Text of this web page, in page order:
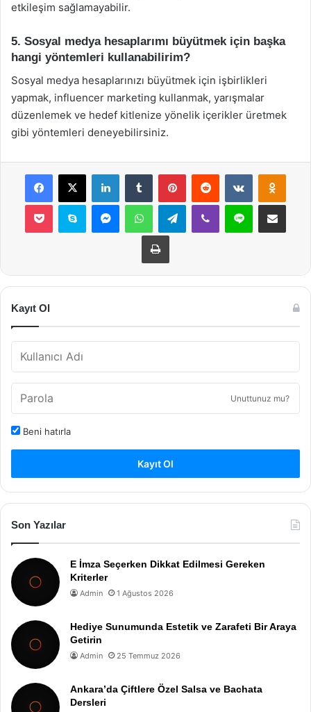
etkileşim sağlamayabilir.
5. Sosyal medya hesaplarımı büyütmek için başka
hangi yöntemleri kullanabilirim?
Sosyal medya hesaplarınızı büyütmek için işbirlikleri
yapmak, influencer marketing kullanmak, yarışmalar
düzenlemek ve hedef kitlenize yönelik içerikler üretmek
gibi yöntemleri deneyebilirsiniz.
Facebook
X LinkedInTumblr PinterestReddit VKontakte
Pocket Skype MessengerWhatsAppTelegramViber Line E-Posta ile
Yazdır
Kayıt Ol
Unuttunuz mu?
Beni hatırla
Kayıt Ol
Son Yazılar
E İmza Seçerken Dikkat Edilmesi Gereken
Kriterler
Admin 1 Ağustos 2026
Hediye Sunumunda Estetik ve Zarafeti Bir Araya
Getirin
Admin 25 Temmuz 2026
Ankara’da Çiftlere Özel Salsa ve Bachata
Dersleri